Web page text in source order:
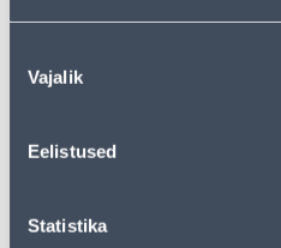
valik
Vajalik
Eelistused
StatistikaПредполагаемая доставка